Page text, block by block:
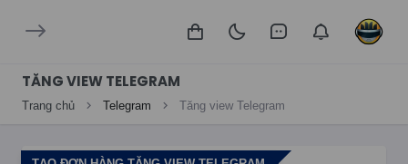
TĂNG VIEW TELEGRAM
Trang chủ Telegram Tăng view Telegram